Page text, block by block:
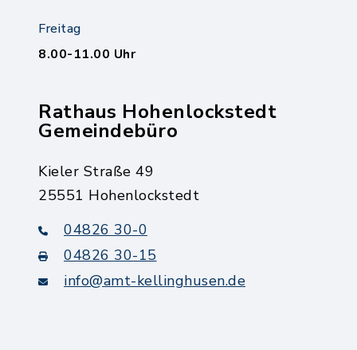
Freitag
8.00-11.00 Uhr
Rathaus Hohenlockstedt
Gemeindebüro
Kieler Straße 49
25551 Hohenlockstedt
04826 30-0
04826 30-15
info@amt-kellinghusen.de